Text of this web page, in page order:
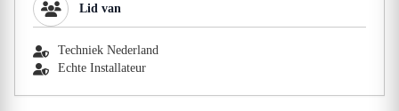
Lid van
Techniek Nederland
Echte Installateur